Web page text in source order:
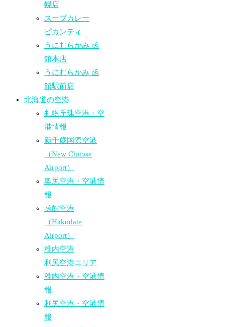
幌店
スープカレー
ピカンティ
うにむらかみ 函
館本店
うにむらかみ 函
館駅前店
北海道の空港
札幌丘珠空港・空
港情報
新千歳国際空港
（New Chitose
Airport）
奥尻空港・空港情
報
函館空港
（Hakodate
Airport）
稚内空港
利尻空港エリア
稚内空港・空港情
報
利尻空港・空港情
報